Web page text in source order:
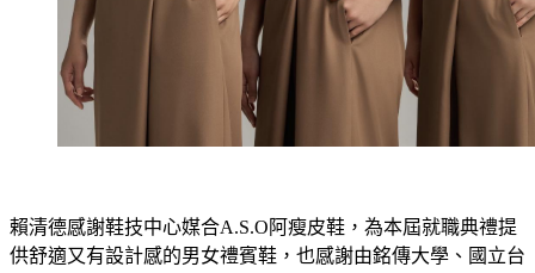
賴清德感謝鞋技中心媒合A.S.O阿瘦皮鞋，為本屆就職典禮提
供舒適又有設計感的男女禮賓鞋，也感謝由銘傳大學、國立台